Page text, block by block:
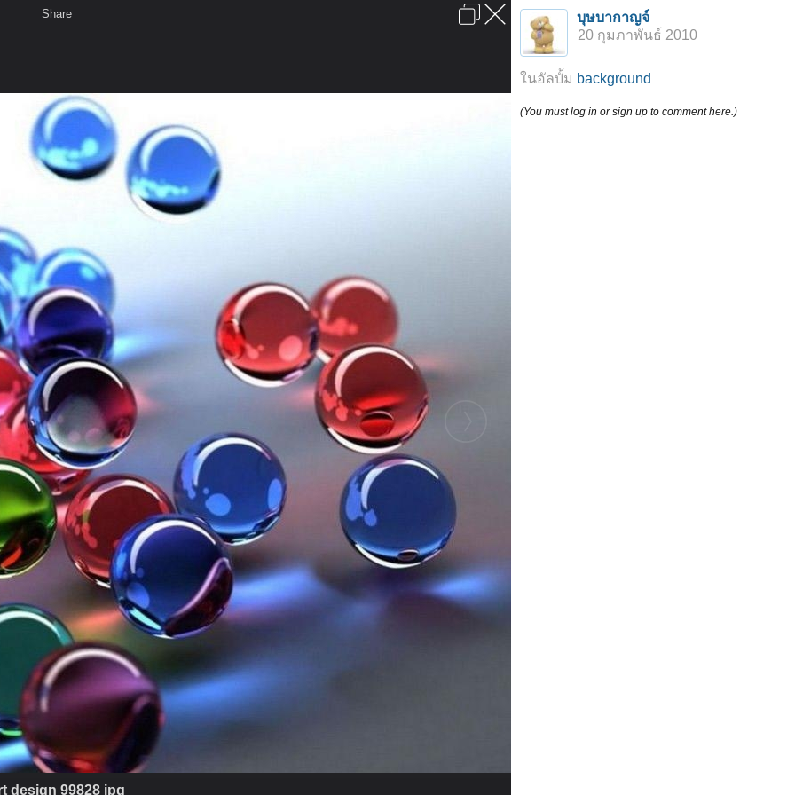
เข้าสู่ระบบหรือลงทะเบียน
เสียงธรรม สมาชิก ห้องสนทนา
ลงโฆษณา ติดต่อเรา ช่วยเหลือ
Share
design 99828 jpg
บุษบากาญจ์
20 กุมภาพันธ์ 2010
ในอัลบั้ม background
(You must log in or sign up to comment here.)